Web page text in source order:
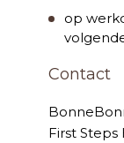
op
Contact
First Steps